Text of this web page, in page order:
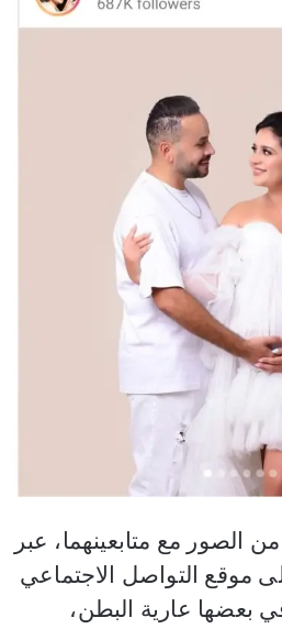
الصور مع متابعينهما، عبر
موقع التواصل الاجتماعي
بعضها عارية البطن،